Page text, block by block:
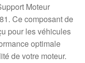
Moteur
Ce composant de
pour les véhicules
optimale
de votre moteur.